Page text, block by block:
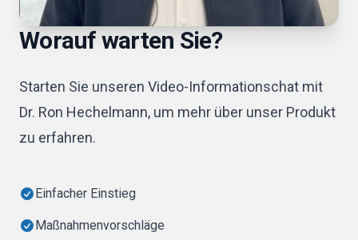
Worauf warten Sie?
Starten Sie unseren Video-Informationschat mit
Dr. Ron Hechelmann, um mehr über unser Produkt
zu erfahren.
Einfacher Einstieg
Maßnahmenvorschläge